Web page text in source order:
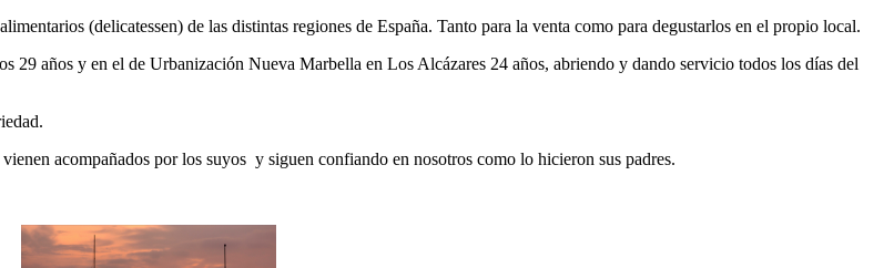
(delicatessen) de las distintas regiones de España. Tanto para la venta como para degustarlos en el propio local.
años y en el de Urbanización Nueva Marbella en Los Alcázares 24 años, abriendo y dando servicio todos los días del
acompañados por los suyos y siguen confiando en nosotros como lo hicieron sus padres.